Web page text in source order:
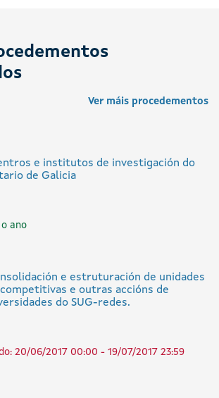
Ver máis procedementos
e institutos de investigación do
de Galicia
ano
e estruturación de unidades
e outras accións de
do SUG-redes.
20/06/2017 00:00 - 19/07/2017 23:59